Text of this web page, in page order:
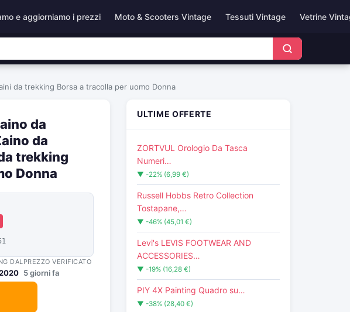
e aggiorniamo i prezzi Moto & Scooters Vintage Tessuti Vintage Vetrine
da trekking Borsa a tracolla per uomo Donna
da
da
trekking
Donna
DALPREZZO VERIFICATO
5 giorni fa
ULTIME OFFERTE
ZORTVUL Orologio Da Tasca
Numeri…
▼ -22% (6,99 €)
Russell Hobbs Retro Collection
Tostapane,…
▼ -46% (45,01 €)
Levi's LEVIS FOOTWEAR AND
ACCESSORIES…
▼ -19% (16,28 €)
PIY 4X Painting Quadro su…
▼ -38% (28,40 €)